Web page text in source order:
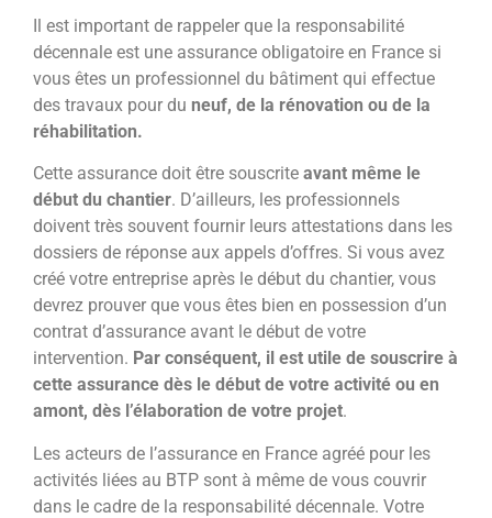
Il est important de rappeler que la responsabilité
décennale est une assurance obligatoire en France si
vous êtes un professionnel du bâtiment qui effectue
des travaux pour du neuf, de la rénovation ou de la
réhabilitation.
Cette assurance doit être souscrite avant même le
début du chantier. D’ailleurs, les professionnels
doivent très souvent fournir leurs attestations dans les
dossiers de réponse aux appels d’offres. Si vous avez
créé votre entreprise après le début du chantier, vous
devrez prouver que vous êtes bien en possession d’un
contrat d’assurance avant le début de votre
intervention. Par conséquent, il est utile de souscrire à
cette assurance dès le début de votre activité ou en
amont, dès l’élaboration de votre projet.
Les acteurs de l’assurance en France agréé pour les
activités liées au BTP sont à même de vous couvrir
dans le cadre de la responsabilité décennale. Votre